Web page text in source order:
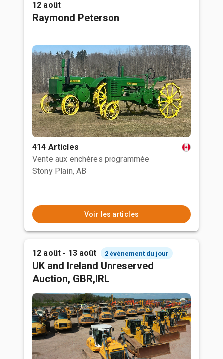
12 août
Raymond Peterson
414 Articles
Vente aux enchères programmée
Stony Plain, AB
Voir les articles
12 août - 13 août 2 événement du jour
UK and Ireland Unreserved
Auction, GBR,IRL